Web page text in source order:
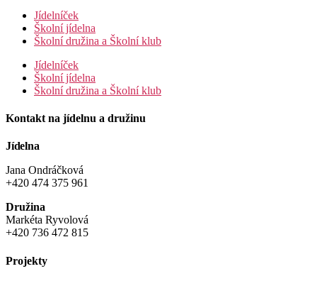
Jídelníček
Školní jídelna
Školní družina a Školní klub
Jídelníček
Školní jídelna
Školní družina a Školní klub
Kontakt na jídelnu a družinu
Jídelna
Jana Ondráčková
+420 474 375 961
Družina
Markéta Ryvolová
+420 736 472 815
Projekty